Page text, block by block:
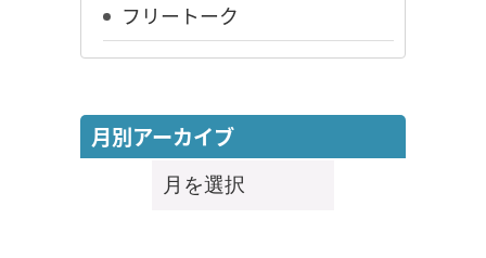
フリートーク
月別アーカイブ
月
別